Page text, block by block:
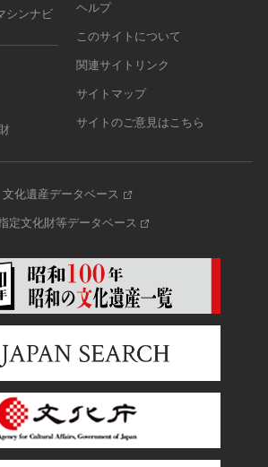
シンナビ ヘルプ
このサイトについて
関連サイトリンク
サイトマップ
サイトのご意見はこちら
文化遺産データベース
定文化財等データベース